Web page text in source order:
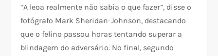
“A leoa realmente não sabia o que fazer”, disse o
fotógrafo Mark Sheridan-Johnson, destacando
que o felino passou horas tentando superar a
blindagem do adversário. No final, segundo